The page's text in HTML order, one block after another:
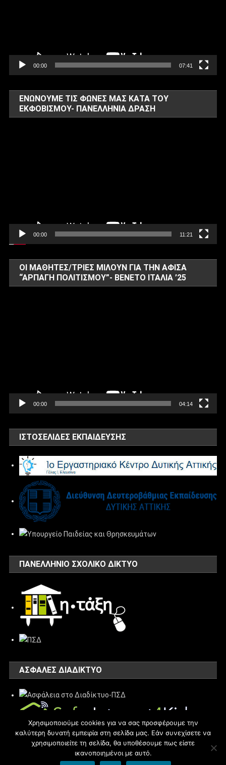
00:00 07:41
ΕΝΏΝΟΥΜΕ ΤΙΣ ΦΩΝΈΣ ΜΑΣ ΚΑΤΆ ΤΟΥ
ΕΚΦΟΒΙΣΜΟΎ- ΠΑΝΕΛΛΗΝΙΑ ΔΡΑΣΗ
00:00 11:21
ΟΙ ΜΑΘΗΤΈΣ/ΤΡΙΕΣ ΜΙΛΟΎΝ ΓΙΑ ΤΗΝ ΑΦΊΣΑ
“ΑΡΠΑΓΉ ΠΌΛΙΤΙΣΜΟΎ”- ΒΈΝΕΤΟ ΙΤΑΛΊΑ ’25
00:00 04:14
ΙΣΤΟΣΕΛΙΔΕΣ ΕΚΠΑΙΔΕΥΣΗΣ
ΠΑΝΕΛΛΗΝΙΟ ΣΧΟΛΙΚΟ ΔΙΚΤΥΟ
ΑΣΦΑΛΈΣ ΔΙΑΔΊΚΤΥΟ
blogs.sch.gr |Θέμα εμφάνισης: News Portal
Χρησιμοποιούμε cookies για να σας προσφέρουμε την
καλύτερη δυνατή εμπειρία στη σελίδα μας. Εάν συνεχίσετε να
χρησιμοποιείτε τη σελίδα, θα υποθέσουμε πως είστε
ικανοποιημένοι με αυτό.